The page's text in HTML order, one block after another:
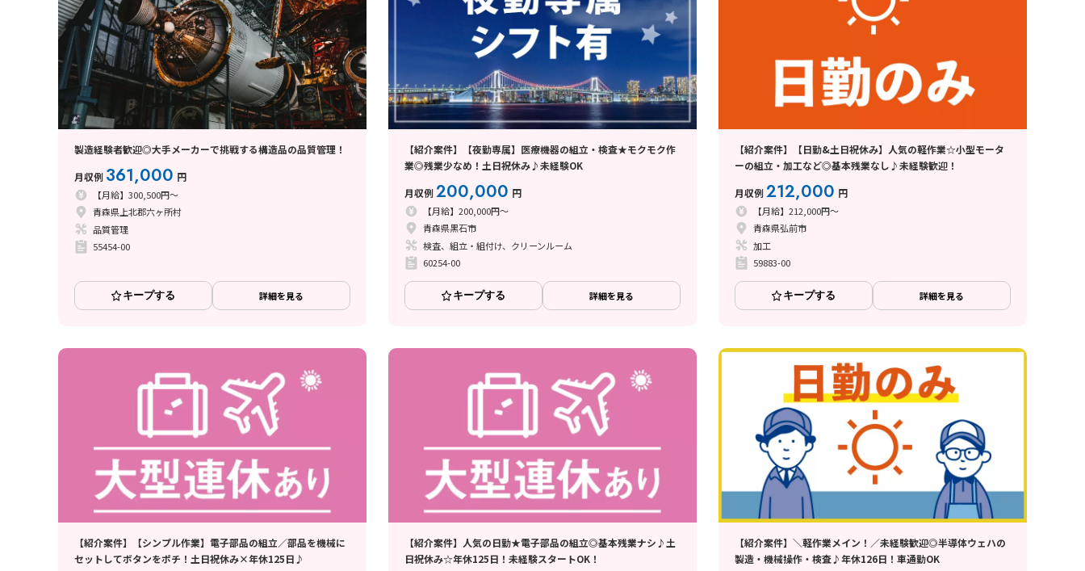
製造経験者歓迎◎大手メーカーで挑戦する構造品の品質管理！
月収例 361,000 円
【月給】300,500円～
青森県上北郡六ヶ所村
品質管理
55454-00
キープする 詳細を見る
【紹介案件】【夜勤専属】医療機器の組立・検査★モクモク作
業◎残業少なめ！土日祝休み♪未経験OK
月収例200,000 円
【月給】200,000円～
青森県黒石市
検査、組立・組付け、クリーンルーム
60254-00
キープする 詳細を見る
【紹介案件】【日勤&土日祝休み】人気の軽作業☆小型モータ
ーの組立・加工など◎基本残業なし♪未経験歓迎！
月収例212,000 円
【月給】212,000円～
青森県弘前市
加工
59883-00
キープする 詳細を見る
【紹介案件】【シンプル作業】電子部品の組立／部品を機械に
セットしてボタンをポチ！土日祝休み×年休125日♪
【紹介案件】人気の日勤★電子部品の組立◎基本残業ナシ♪土
日祝休み☆年休125日！未経験スタートOK！
【紹介案件】＼軽作業メイン！／未経験歓迎◎半導体ウェハの
製造・機械操作・検査♪年休126日！車通勤OK